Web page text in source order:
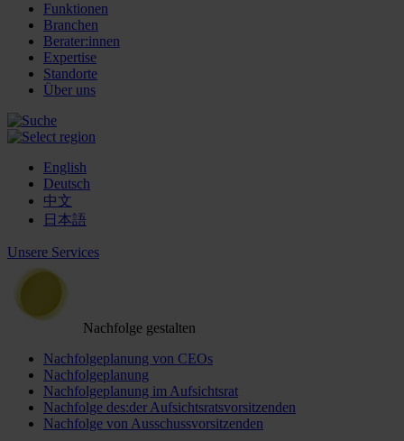
Funktionen
Branchen
Berater:innen
Expertise
Standorte
Über uns
English
Deutsch
中文
日本語
Unsere Services
Nachfolge gestalten
Nachfolgeplanung von CEOs
Nachfolgeplanung
Nachfolgeplanung im Aufsichtsrat
Nachfolge des:der Aufsichtsratsvorsitzenden
Nachfolge von Ausschussvorsitzenden